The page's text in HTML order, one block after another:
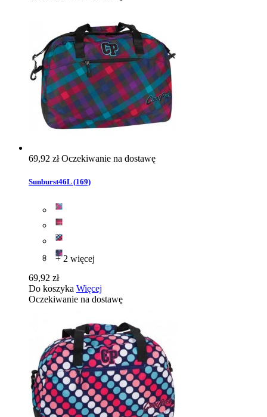
69,92 złOczekiwanie na dostawę
Sunburst46L (169)
+ 2 więcej
69,92 zł
Do koszyka Więcej
Oczekiwanie na dostawę